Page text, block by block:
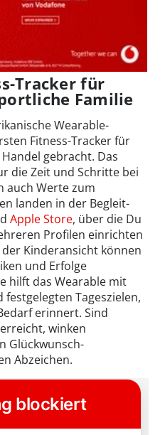
Tracker für
Familie
Wearable-
Fitness-Tracker für
gebracht. Das
die Zeit und Schritte bei
auch Werte zum
landen in der Begleit-
Apple Store, über die Du
Profilen einrichten
Kinderansicht können
und Erfolge
hilft das Wearable mit
Tageszielen,
erinnert. Sind
winken
Glückwunsch-
Abzeichen.